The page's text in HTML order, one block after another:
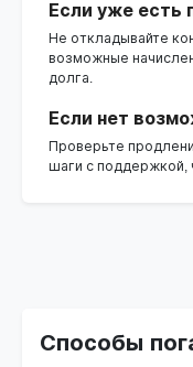
Если уже есть
Не откладывайте
возможные
долга.
Если нет
Проверьте
шаги с поддержкой,
Способы